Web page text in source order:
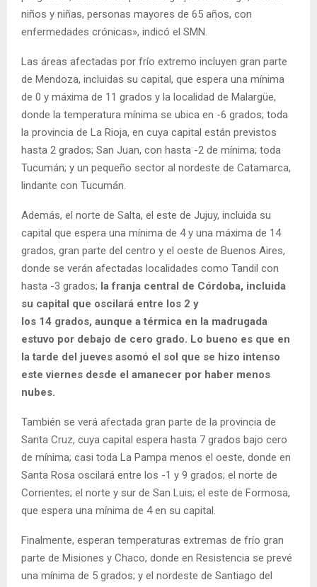
niños y niñas, personas mayores de 65 años, con
enfermedades crónicas», indicó el SMN.
Las áreas afectadas por frío extremo incluyen gran parte
de Mendoza, incluidas su capital, que espera una mínima
de 0 y máxima de 11 grados y la localidad de Malargüe,
donde la temperatura mínima se ubica en -6 grados; toda
la provincia de La Rioja, en cuya capital están previstos
hasta 2 grados; San Juan, con hasta -2 de mínima; toda
Tucumán; y un pequeño sector al nordeste de Catamarca,
lindante con Tucumán.
Además, el norte de Salta, el este de Jujuy, incluida su
capital que espera una mínima de 4 y una máxima de 14
grados, gran parte del centro y el oeste de Buenos Aires,
donde se verán afectadas localidades como Tandil con
hasta -3 grados; la franja central de Córdoba, incluida
su capital que oscilará entre los 2 y
los 14 grados, aunque a térmica en la madrugada
estuvo por debajo de cero grado. Lo bueno es que en
la tarde del jueves asomó el sol que se hizo intenso
este viernes desde el amanecer por haber menos
nubes.
También se verá afectada gran parte de la provincia de
Santa Cruz, cuya capital espera hasta 7 grados bajo cero
de mínima; casi toda La Pampa menos el oeste, donde en
Santa Rosa oscilará entre los -1 y 9 grados; el norte de
Corrientes; el norte y sur de San Luis; el este de Formosa,
que espera una mínima de 4 en su capital.
Finalmente, esperan temperaturas extremas de frío gran
parte de Misiones y Chaco, donde en Resistencia se prevé
una mínima de 5 grados; y el nordeste de Santiago del